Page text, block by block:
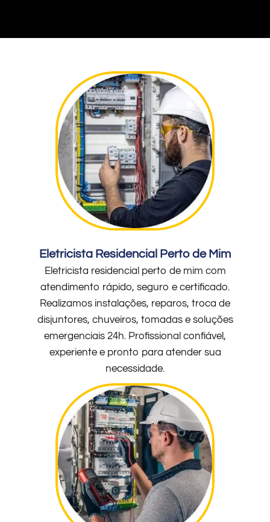
Eletricista Residencial Perto de Mim
Eletricista residencial perto de mim com
atendimento rápido, seguro e certificado.
Realizamos instalações, reparos, troca de
disjuntores, chuveiros, tomadas e soluções
emergenciais 24h. Profissional confiável,
experiente e pronto para atender sua
necessidade.